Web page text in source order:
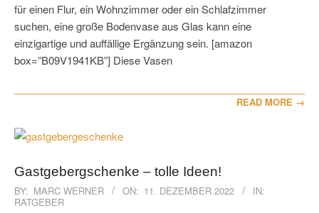
für einen Flur, ein Wohnzimmer oder ein Schlafzimmer
suchen, eine große Bodenvase aus Glas kann eine
einzigartige und auffällige Ergänzung sein. [amazon
box=”B09V1941KB”] Diese Vasen
READ MORE →
Gastgebergschenke – tolle Ideen!
2022-
12-
BY: MARC WERNER ON: 11. DEZEMBER 2022
IN:
RATGEBER